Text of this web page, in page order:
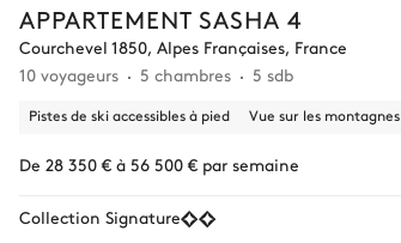
APPARTEMENT SASHA 4
Courchevel 1850, Alpes Françaises, France
10 voyageurs
5 chambres 5 sdb
Pistes de ski accessibles à pied Vue sur les montagnes
De 28 350 € à 56 500 € par semaine
Collection Signature